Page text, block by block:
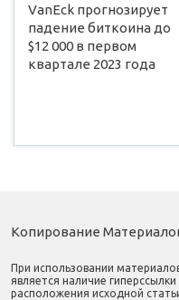
VanEck прогнозирует
падение биткоина до
$12 000 в первом
квартале 2023 года
Копирование
При использовании
является наличие
расположения исходной